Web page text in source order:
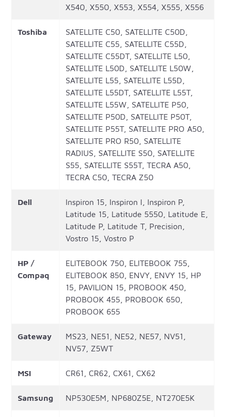
X540, X550, X553, X554, X555, X556
Toshiba
SATELLITE C50, SATELLITE C50D,
SATELLITE C55, SATELLITE C55D,
SATELLITE C55DT, SATELLITE L50,
SATELLITE L50D, SATELLITE L50W,
SATELLITE L55, SATELLITE L55D,
SATELLITE L55DT, SATELLITE L55T,
SATELLITE L55W, SATELLITE P50,
SATELLITE P50D, SATELLITE P50T,
SATELLITE P55T, SATELLITE PRO A50,
SATELLITE PRO R50, SATELLITE
RADIUS, SATELLITE S50, SATELLITE
S55, SATELLITE S55T, TECRA A50,
TECRA C50, TECRA Z50
Dell
Inspiron 15, Inspiron I, Inspiron P,
Latitude 15, Latitude 5550, Latitude E,
Latitude P, Latitude T, Precision,
Vostro 15, Vostro P
HP /
Compaq
ELITEBOOK 750, ELITEBOOK 755,
ELITEBOOK 850, ENVY, ENVY 15, HP
15, PAVILION 15, PROBOOK 450,
PROBOOK 455, PROBOOK 650,
PROBOOK 655
Gateway
MS23, NE51, NE52, NE57, NV51,
NV57, Z5WT
MSI CR61, CR62, CX61, CX62
Samsung NP530E5M, NP680Z5E, NT270E5K